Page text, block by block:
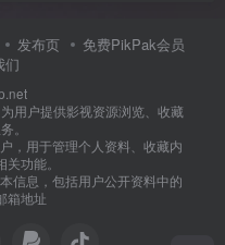
发布页
免费PikPak会员
们
用户提供影视资源浏览、收藏
。
，用于管理个人资料、收藏内
功能。
信息，包括用户公开资料中的
箱地址